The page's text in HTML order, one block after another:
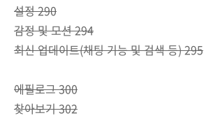
설정 290
감정 및 모션 294
최신 업데이트(채팅 기능 및 검색 등) 295
에필로그 300
찾아보기 302